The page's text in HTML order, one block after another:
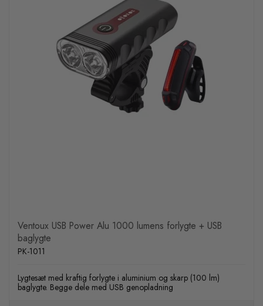
Ventoux USB Power Alu 1000 lumens forlygte + USB
baglygte
PK-1011
Lygtesæt med kraftig forlygte i aluminium og skarp (100 lm)
baglygte. Begge dele med USB genopladning